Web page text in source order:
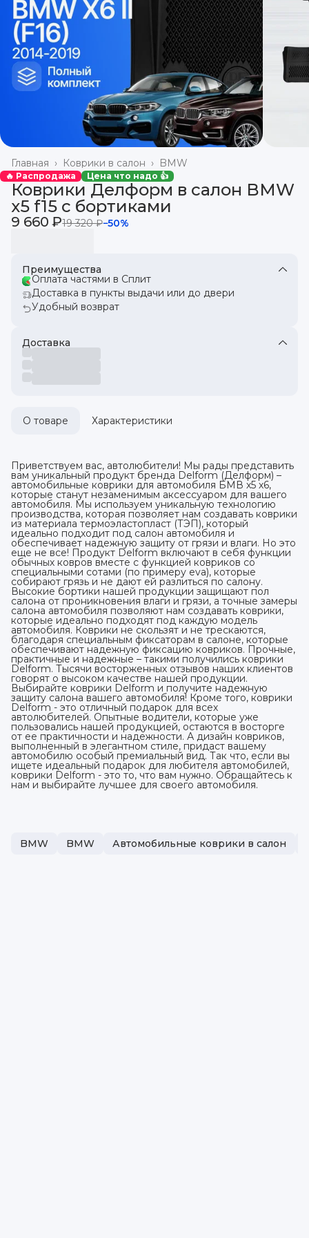
BMW
Коврики в салон ›
Главная ›
🔥 Распродажа Цена что надо 👍
Коврики Делформ в салон BMW
x5 f15 с бортиками
9 660 ₽19 320 ₽−50%
Преимущества
Оплата частями в Сплит
Доставка в пункты выдачи или до двери
Удобный возврат
Доставка
О товаре Характеристики
Приветствуем вас, автолюбители! Мы рады представить
вам уникальный продукт бренда Delform (Делформ) –
автомобильные коврики для автомобиля БМВ х5 х6,
которые станут незаменимым аксессуаром для вашего
автомобиля. Мы используем уникальную технологию
производства, которая позволяет нам создавать коврики
из материала термоэластопласт (ТЭП), который
идеально подходит под салон автомобиля и
обеспечивает надежную защиту от грязи и влаги. Но это
еще не все! Продукт Delform включают в себя функции
обычных ковров вместе с функцией ковриков со
специальными сотами (по примеру eva), которые
собирают грязь и не дают ей разлиться по салону.
Высокие бортики нашей продукции защищают пол
салона от проникновения влаги и грязи, а точные замеры
салона автомобиля позволяют нам создавать коврики,
которые идеально подходят под каждую модель
автомобиля. Коврики не скользят и не трескаются,
благодаря специальным фиксаторам в салоне, которые
обеспечивают надежную фиксацию ковриков. Прочные,
практичные и надежные – такими получились коврики
Delform. Тысячи восторженных отзывов наших клиентов
говорят о высоком качестве нашей продукции.
Выбирайте коврики Delform и получите надежную
защиту салона вашего автомобиля! Кроме того, коврики
Delform - это отличный подарок для всех
автолюбителей. Опытные водители, которые уже
пользовались нашей продукцией, остаются в восторге
от ее практичности и надежности. А дизайн ковриков,
выполненный в элегантном стиле, придаст вашему
автомобилю особый премиальный вид. Так что, если вы
ищете идеальный подарок для любителя автомобилей,
коврики Delform - это то, что вам нужно. Обращайтесь к
нам и выбирайте лучшее для своего автомобиля.
BMW BMW Автомобильные коврики в салон